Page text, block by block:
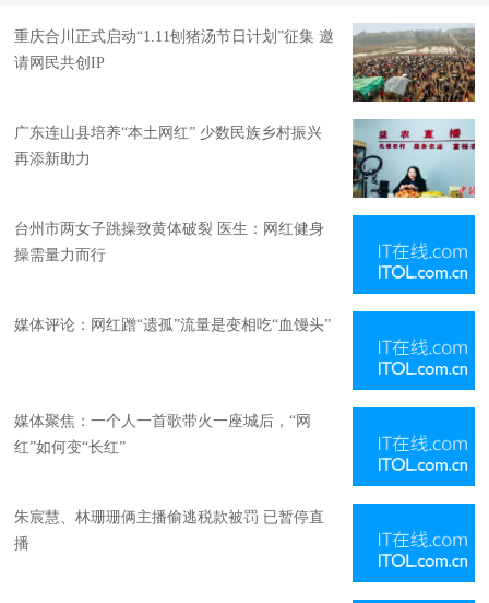
重庆合川正式启动“1.11刨猪汤节日计划”征集 邀
请网民共创IP
广东连山县培养“本土网红” 少数民族乡村振兴
再添新助力
台州市两女子跳操致黄体破裂 医生：网红健身
操需量力而行
媒体评论：网红蹭“遗孤”流量是变相吃“血馒头”
媒体聚焦：一个人一首歌带火一座城后，“网
红”如何变“长红”
朱宸慧、林珊珊俩主播偷逃税款被罚 已暂停直
播